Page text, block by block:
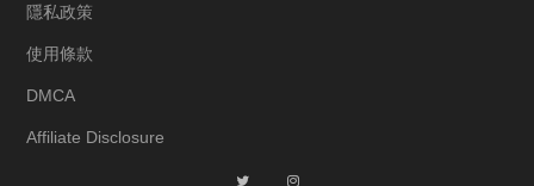
隱私政策
使用條款
DMCA
Affiliate Disclosure